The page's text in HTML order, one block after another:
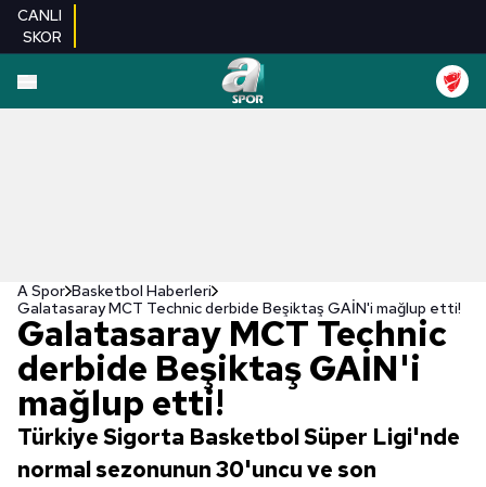
CANLI
SKOR
A Spor Basketbol Haberleri
Galatasaray MCT Technic derbide Beşiktaş GAİN'i mağlup etti!
Galatasaray MCT Technic
derbide Beşiktaş GAİN'i
mağlup etti!
Türkiye Sigorta Basketbol Süper Ligi'nde
normal sezonunun 30'uncu ve son